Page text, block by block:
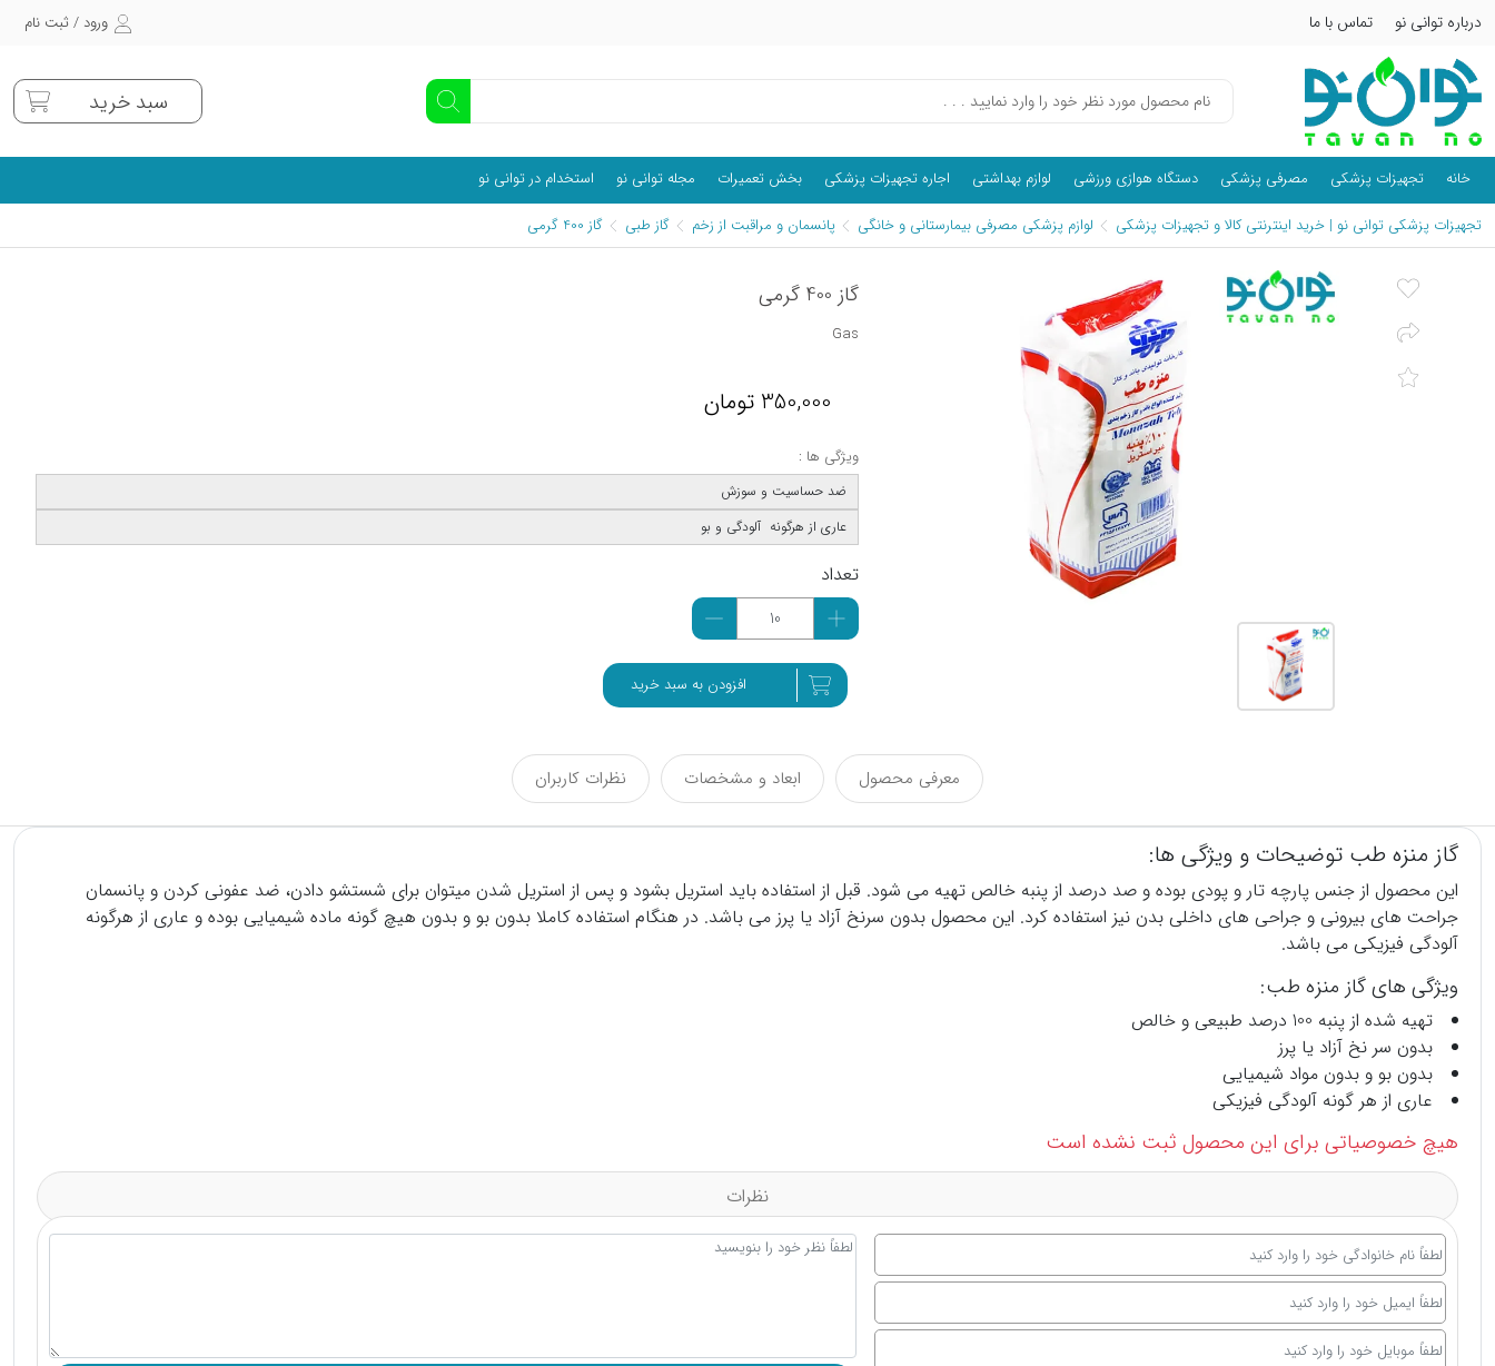
درباره توانی نو تماس با ما ورود / ثبت نام
سبد خرید
خانه تجهیزات پزشکی مصرفی پزشکی دستگاه هوازی ورزشی لوازم بهداشتی اجاره تجهیزات پزشکی بخش تعمیرات مجله توانی نو
استخدام در توانی نو
تجهیزات پزشکی توانی نو | خرید اینترنتی کالا و تجهیزات پزشکی
لوازم پزشکی مصرفی بیمارستانی و خانگی پانسمان و مراقبت از زخم گاز طبی گاز 400 گرمی
گاز 400 گرمی
Gas
350,000 تومان
ویژگی ها :
ضد حساسیت و سوزش
عاری از هرگونه آلودگی و بو
تعداد
افزودن به سبد خرید
معرفی محصول ابعاد و مشخصات نظرات کاربران
گاز منزه طب توضیحات و ویژگی ها:
این محصول از جنس پارچه تار و پودی بوده و صد درصد از پنبه خالص تهیه می شود. قبل از استفاده باید استریل بشود و پس از استریل شدن میتوان برای شستشو دادن، ضد عفونی کردن و پانسمان
جراحت های بیرونی و جراحی های داخلی بدن نیز استفاده کرد. این محصول بدون سرنخ آزاد یا پرز می باشد. در هنگام استفاده کاملا بدون بو و بدون هیچ گونه ماده شیمیایی بوده و عاری از هرگونه
آلودگی فیزیکی می باشد.
ویژگی های گاز منزه طب:
تهیه شده از پنبه 100 درصد طبیعی و خالص
بدون سر نخ آزاد یا پرز
بدون بو و بدون مواد شیمیایی
عاری از هر گونه آلودگی فیزیکی
هیچ خصوصیاتی برای این محصول ثبت نشده است
نظرات